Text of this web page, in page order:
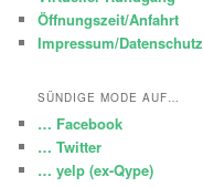
Öffnungszeit/Anfahrt
Impressum/Datenschutz
SÜNDIGE MODE AUF…
… Facebook
… Twitter
… yelp (ex-Qype)